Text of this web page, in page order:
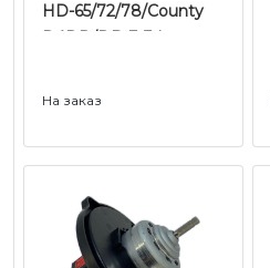
HD-65/72/78/County
D4DD/DB E-3 |
На заказ